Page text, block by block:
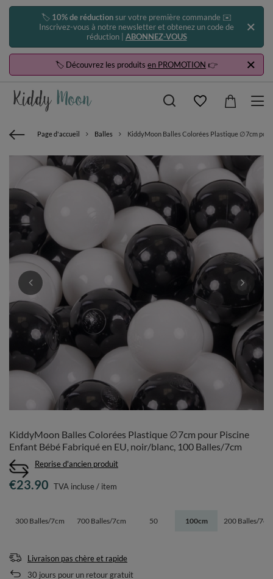
🏷️ 10% de réductionsur votre première commande ✉️
Inscrivez-vous à notre newsletter et obtenez un code de
réduction | ABONNEZ-VOUS
🏷️ Découvrez les produits en PROMOTION 👉
Page d'accueil Balles KiddyMoon Balles Colorées Plastique ∅7cm
KiddyMoon Balles Colorées Plastique ∅7cm pour Piscine
Enfant Bébé Fabriqué en EU, noir/blanc, 100 Balles/7cm
Reprise d'ancien produit
300 Balles/7cm 700 Balles/7cm 50 100cm 200 Balles/7cm
€23.90 TVA incluse/ item
Livraison pas chère et rapide
30 jours pour un retour gratuit